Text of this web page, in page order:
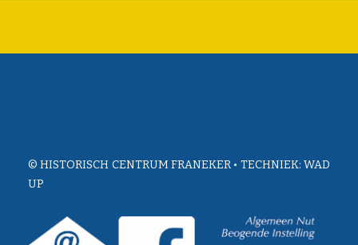
© HISTORISCH CENTRUM FRANEKER • TECHNIEK: WAD
UP